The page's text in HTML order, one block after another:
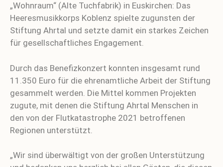
„Wohnraum“ (Alte Tuchfabrik) in Euskirchen: Das
Heeresmusikkorps Koblenz spielte zugunsten der
Stiftung Ahrtal und setzte damit ein starkes Zeichen
für gesellschaftliches Engagement.
Durch das Benefizkonzert konnten insgesamt rund
11.350 Euro für die ehrenamtliche Arbeit der Stiftung
gesammelt werden. Die Mittel kommen Projekten
zugute, mit denen die Stiftung Ahrtal Menschen in
den von der Flutkatastrophe 2021 betroffenen
Regionen unterstützt.
„Wir sind überwältigt von der großen Unterstützung